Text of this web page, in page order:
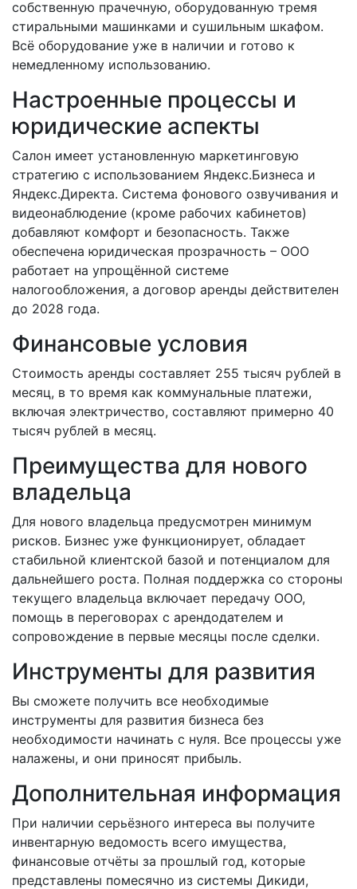
собственную прачечную, оборудованную тремя
стиральными машинками и сушильным шкафом.
Всё оборудование уже в наличии и готово к
немедленному использованию.
Настроенные процессы и
юридические аспекты
Салон имеет установленную маркетинговую
стратегию с использованием Яндекс.Бизнеса и
Яндекс.Директа. Система фонового озвучивания и
видеонаблюдение (кроме рабочих кабинетов)
добавляют комфорт и безопасность. Также
обеспечена юридическая прозрачность – ООО
работает на упрощённой системе
налогообложения, а договор аренды действителен
до 2028 года.
Финансовые условия
Стоимость аренды составляет 255 тысяч рублей в
месяц, в то время как коммунальные платежи,
включая электричество, составляют примерно 40
тысяч рублей в месяц.
Преимущества для нового
владельца
Для нового владельца предусмотрен минимум
рисков. Бизнес уже функционирует, обладает
стабильной клиентской базой и потенциалом для
дальнейшего роста. Полная поддержка со стороны
текущего владельца включает передачу ООО,
помощь в переговорах с арендодателем и
сопровождение в первые месяцы после сделки.
Инструменты для развития
Вы сможете получить все необходимые
инструменты для развития бизнеса без
необходимости начинать с нуля. Все процессы уже
налажены, и они приносят прибыль.
Дополнительная информация
При наличии серьёзного интереса вы получите
инвентарную ведомость всего имущества,
финансовые отчёты за прошлый год, которые
представлены помесячно из системы Дикиди,